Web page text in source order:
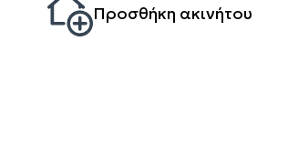
Προσθήκη ακινήτου